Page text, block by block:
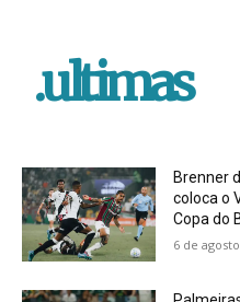
.ultimas
Brenner
coloca o
Copa do
6 de